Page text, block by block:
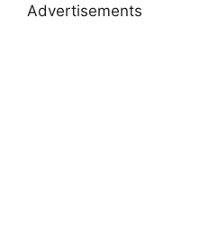
Advertisements